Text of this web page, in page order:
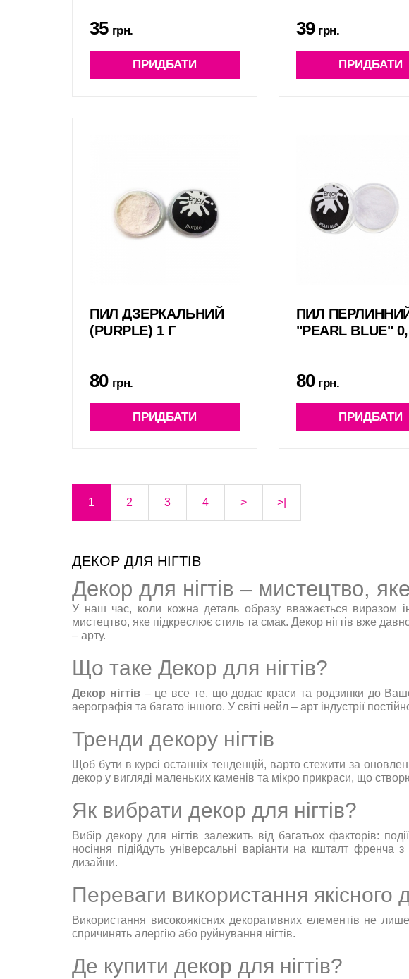
35грн.
ПРИДБАТИ
39грн.
ПРИДБАТИ
ПИЛ ДЗЕРКАЛЬНИЙ
(PURPLE) 1 Г
80грн.
ПРИДБАТИ
ПИЛ
"PEARL BLUE"
80грн.
ПРИДБАТИ
1 2 3 4 > >|
ДЕКОР ДЛЯ НІГТІВ
Декор для нігтів – мистецтво,
У наш час, коли кожна деталь образу вважається виразом
мистецтво, яке підкреслює стиль та смак. Декор нігтів вже
– арту.
Що таке Декор для нігтів?
Декор нігтів – це все те, що додає краси та родзинки до
аерографія та багато іншого. У світі нейл – арт індустрії
Тренди декору нігтів
Щоб бути в курсі останніх тенденцій, варто стежити за
декор у вигляді маленьких каменів та мікро прикраси, що
Як вибрати декор для нігтів?
Вибір декору для нігтів залежить від багатьох факторів:
носіння підійдуть універсальні варіанти на кшталт
дизайни.
Переваги використання якісного
Використання високоякісних декоративних елементів не
спричинять алергію або руйнування нігтів.
Де купити декор для нігтів?